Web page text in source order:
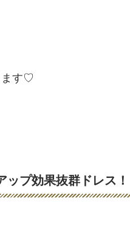
ます♡
プ効果抜群ドレス！